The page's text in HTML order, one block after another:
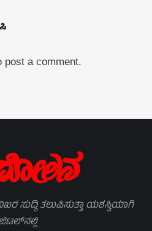
post a comment.
ಸುದ್ದಿ ತಲುಪಿಸುತ್ತಾ ಯಶಸ್ವಿಯಾಗಿ